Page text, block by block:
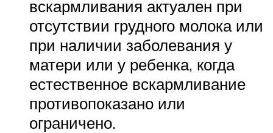
вскармливания актуален при
отсутствии грудного молока или
при наличии заболевания у
матери или у ребенка, когда
естественное вскармливание
противопоказано или
ограничено.